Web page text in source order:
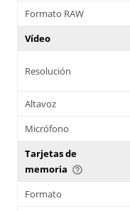
Formato RAW
Vídeo
Resolución
Altavoz
Micrófono
Tarjetas de
memoria help_outline
Formato